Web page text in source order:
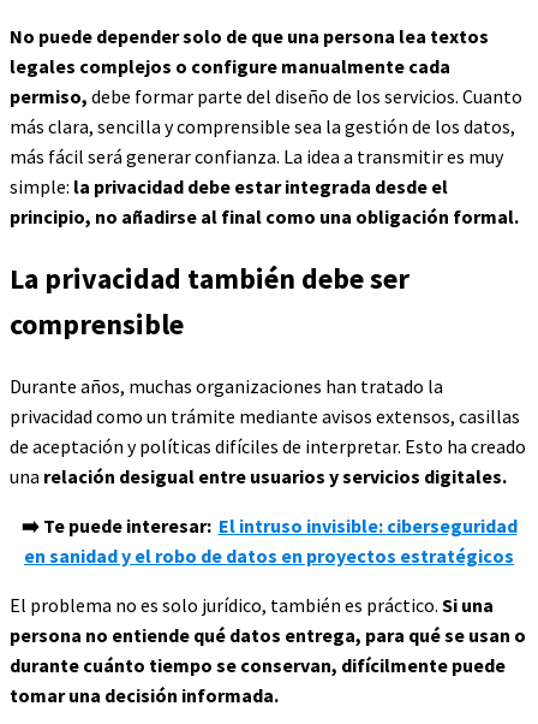
No puede depender solo de que una persona lea textos
legales complejos o configure manualmente cada
permiso, debe formar parte del diseño de los servicios. Cuanto
más clara, sencilla y comprensible sea la gestión de los datos,
más fácil será generar confianza. La idea a transmitir es muy
simple: la privacidad debe estar integrada desde el
principio, no añadirse al final como una obligación formal.
La privacidad también debe ser
comprensible
Durante años, muchas organizaciones han tratado la
privacidad como un trámite mediante avisos extensos, casillas
de aceptación y políticas difíciles de interpretar. Esto ha creado
una relación desigual entre usuarios y servicios digitales.
➡️ Te puede interesar: El intruso invisible: ciberseguridad
en sanidad y el robo de datos en proyectos estratégicos
El problema no es solo jurídico, también es práctico. Si una
persona no entiende qué datos entrega, para qué se usan o
durante cuánto tiempo se conservan, difícilmente puede
tomar una decisión informada.